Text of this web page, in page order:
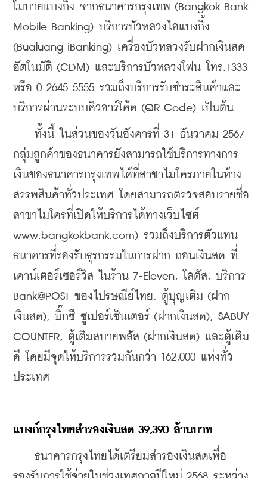
โมบายแบงกิ้ง จากธนาคารกรุงเทพ (Bangkok Bank
Mobile Banking) บริการบัวหลวงไอแบงกิ้ง
(Bualuang iBanking) เครื่องบัวหลวงรับฝากเงินสด
อัตโนมัติ (CDM) และบริการบัวหลวงโฟน โทร.1333
หรือ 0-2645-5555 รวมถึงบริการรับชำระสินค้าและ
บริการผ่านระบบคิวอาร์โค้ด (QR Code) เป็นต้น
ทั้งนี้ ในส่วนของวันอังคารที่ 31 ธันวาคม 2567
กลุ่มลูกค้าของธนาคารยังสามารถใช้บริการทางการ
เงินของธนาคารกรุงเทพได้ที่สาขาไมโครภายในห้าง
สรรพสินค้าทั่วประเทศ โดยสามารถตรวจสอบรายชื่อ
สาขาไมโครที่เปิดให้บริการได้ทางเว็บไซต์
www.bangkokbank.com) รวมถึงบริการตัวแทน
ธนาคารที่รองรับธุรกรรมในการฝาก-ถอนเงินสด ที่
เคาน์เตอร์เซอร์วิส ในร้าน 7-Eleven, โลตัส, บริการ
Bank@POST ของไปรษณีย์ไทย, ตู้บุญเติม (ฝาก
เงินสด), บิ๊กซี ซูเปอร์เซ็นเตอร์ (ฝากเงินสด), SABUY
COUNTER, ตู้เติมสบายพลัส (ฝากเงินสด) และตู้เติม
ดี โดยมีจุดให้บริการรวมกันกว่า 162,000 แห่งทั่ว
ประเทศ
แบงก์กรุงไทยสำรองเงินสด 39,390 ล้านบาท
ธนาคารกรุงไทยได้เตรียมสำรองเงินสดเพื่อ